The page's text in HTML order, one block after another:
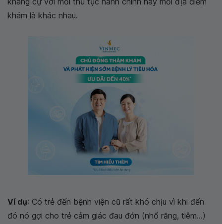
khám là khác nhau.
Ví dụ: Có trẻ đến bệnh viện cũ rất khó chịu vì khi đến
đó nó gợi cho trẻ cảm giác đau đớn (nhổ răng, tiêm...)